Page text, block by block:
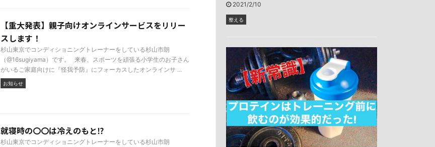
【重大発表】親子向けオンラインサービスをリリー
スします！
杉山東京でコンディショニングトレーナーをしている杉山市朗
（@16sugiyama）です。 来春、スポーツを頑張る小学生のお子さん
がいるご家庭向けに『怪我予防』にフォーカスしたオンラインサ ...
お知らせ
就寝時の〇〇は冷えのもと⁉
杉山東京でコンディショニングトレーナーをしている杉山市朗
2021/2/10
整える